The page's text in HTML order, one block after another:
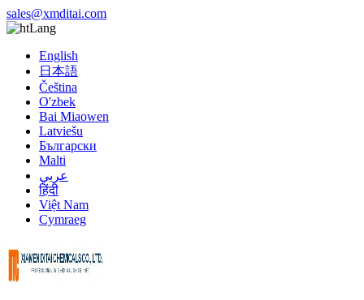
sales@xmditai.com
Lang
English
日本語
Čeština
O'zbek
Bai Miaowen
Latviešu
Български
Malti
عربي
हिंदी
Việt Nam
Cymraeg